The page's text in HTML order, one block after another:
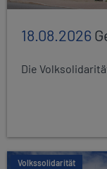
18.08.2026
Die
Volkssolidarität